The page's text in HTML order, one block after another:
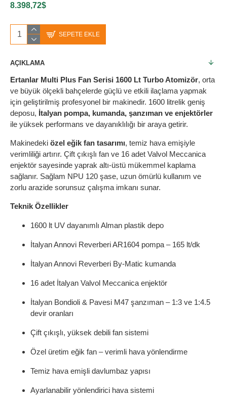
8.398,72$
SEPETE EKLE
AÇIKLAMA
Ertanlar Multi Plus Fan Serisi 1600 Lt Turbo Atomizör, orta
ve büyük ölçekli bahçelerde güçlü ve etkili ilaçlama yapmak
için geliştirilmiş profesyonel bir makinedir. 1600 litrelik geniş
deposu, İtalyan pompa, kumanda, şanzıman ve enjektörler
ile yüksek performans ve dayanıklılığı bir araya getirir.
Makinedeki özel eğik fan tasarımı, temiz hava emişiyle
verimliliği artırır. Çift çıkışlı fan ve 16 adet Valvol Meccanica
enjektör sayesinde yaprak altı-üstü mükemmel kaplama
sağlanır. Sağlam NPU 120 şase, uzun ömürlü kullanım ve
zorlu arazide sorunsuz çalışma imkanı sunar.
Teknik Özellikler
1600 lt UV dayanımlı Alman plastik depo
İtalyan Annovi Reverberi AR1604 pompa – 165 lt/dk
İtalyan Annovi Reverberi By-Matic kumanda
16 adet İtalyan Valvol Meccanica enjektör
İtalyan Bondioli & Pavesi M47 şanzıman – 1:3 ve 1:4.5
devir oranları
Çift çıkışlı, yüksek debili fan sistemi
Özel üretim eğik fan – verimli hava yönlendirme
Temiz hava emişli davlumbaz yapısı
Ayarlanabilir yönlendirici hava sistemi